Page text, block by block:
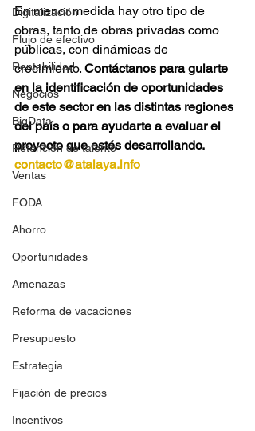
Digitalización
Flujo de efectivo
Rentabilidad
Negocios
BigData
Retención de talento
Ventas
FODA
Ahorro
Oportunidades
Amenazas
Reforma de vacaciones
Presupuesto
Estrategia
Fijación de precios
Incentivos
En menor medida hay otro tipo de
obras, tanto de obras privadas como
públicas, con dinámicas de
crecimiento. Contáctanos para guiarte
en la identificación de oportunidades
de este sector en las distintas regiones
del país o para ayudarte a evaluar el
proyecto que estés desarrollando.
contacto@atalaya.info